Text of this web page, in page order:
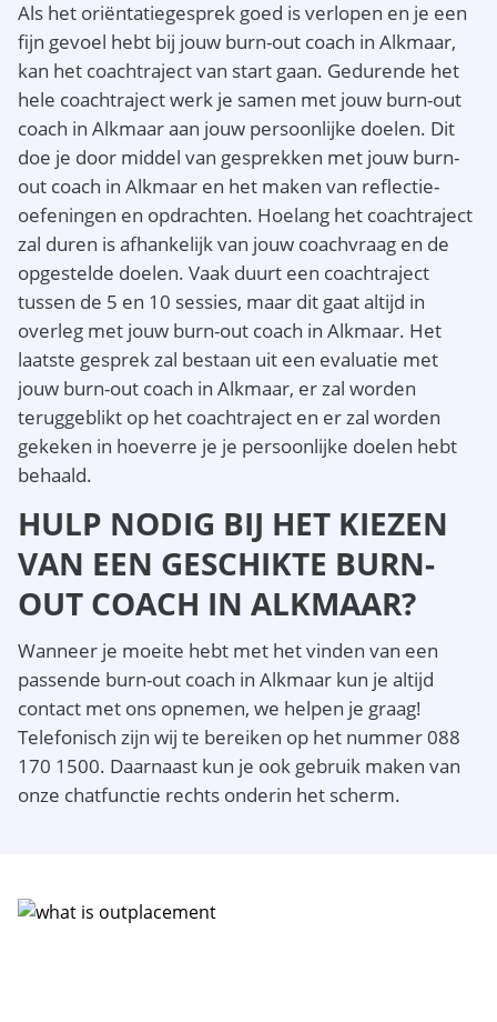
Als het oriëntatiegesprek goed is verlopen en je een
fijn gevoel hebt bij jouw burn-out coach in Alkmaar,
kan het coachtraject van start gaan. Gedurende het
hele coachtraject werk je samen met jouw burn-out
coach in Alkmaar aan jouw persoonlijke doelen. Dit
doe je door middel van gesprekken met jouw burn-
out coach in Alkmaar en het maken van reflectie-
oefeningen en opdrachten. Hoelang het coachtraject
zal duren is afhankelijk van jouw coachvraag en de
opgestelde doelen. Vaak duurt een coachtraject
tussen de 5 en 10 sessies, maar dit gaat altijd in
overleg met jouw burn-out coach in Alkmaar. Het
laatste gesprek zal bestaan uit een evaluatie met
jouw burn-out coach in Alkmaar, er zal worden
teruggeblikt op het coachtraject en er zal worden
gekeken in hoeverre je je persoonlijke doelen hebt
behaald.
HULP NODIG BIJ HET KIEZEN
VAN EEN GESCHIKTE BURN-
OUT COACH IN ALKMAAR?
Wanneer je moeite hebt met het vinden van een
passende burn-out coach in Alkmaar kun je altijd
contact met ons opnemen, we helpen je graag!
Telefonisch zijn wij te bereiken op het nummer 088
170 1500. Daarnaast kun je ook gebruik maken van
onze chatfunctie rechts onderin het scherm.